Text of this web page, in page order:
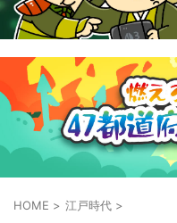
HOME > 江戸時代 >